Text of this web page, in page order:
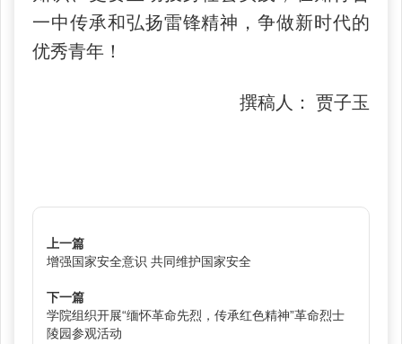
一中传承和弘扬雷锋精神，争做新时代的
优秀青年！
撰稿人： 贾子玉
上一篇
增强国家安全意识 共同维护国家安全
下一篇
学院组织开展“缅怀革命先烈，传承红色精神”革命烈士
陵园参观活动